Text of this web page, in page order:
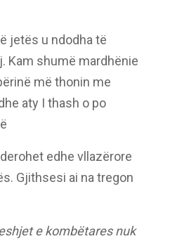
jetës u ndodha të
Kam shumë mardhënie
më thonin me
aty I thash o po
edhe vllazërore
Gjithsesi ai na tregon
e kombëtares nuk